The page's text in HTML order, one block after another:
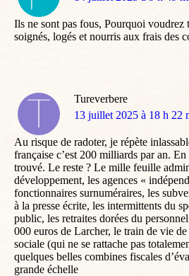
Ils ne sont pas fous, Pourquoi voudrez
soignés, logés et nourris aux frais des
Tureverbere
dit
13 juillet 2025 à 18 h 22
Au risque de radoter, je répète
française c’est 200 milliards par an.
trouvé. Le reste ? Le mille feuille
développement, les agences «
fonctionnaires surnuméraires, les
à la presse écrite, les intermittents du
public, les retraites dorées du
000 euros de Larcher, le train de vie
sociale (qui ne se rattache pas
quelques belles combines fiscales
grande échelle